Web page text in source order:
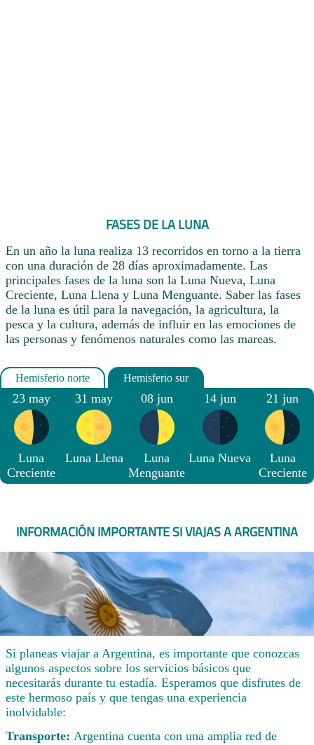
FASES DE LA LUNA
En un año la luna realiza 13 recorridos en torno a la tierra
con una duración de 28 días aproximadamente. Las
principales fases de la luna son la Luna Nueva, Luna
Creciente, Luna Llena y Luna Menguante. Saber las fases
de la luna es útil para la navegación, la agricultura, la
pesca y la cultura, además de influir en las emociones de
las personas y fenómenos naturales como las mareas.
23 may
Luna
Creciente
31 may
Luna Llena
08 jun
Luna
Menguante
14 jun
Luna Nueva
21 jun
Luna
Creciente
INFORMACIÓN IMPORTANTE SI VIAJAS A ARGENTINA
Si planeas viajar a Argentina, es importante que conozcas
algunos aspectos sobre los servicios básicos que
necesitarás durante tu estadía. Esperamos que disfrutes de
este hermoso país y que tengas una experiencia
inolvidable:
Transporte: Argentina cuenta con una amplia red de